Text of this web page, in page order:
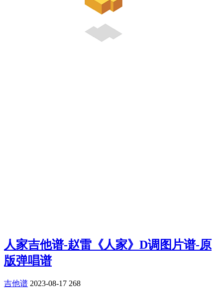
人家吉他谱-赵雷《人家》D调图片谱-原
版弹唱谱
吉他谱 2023-08-17 268